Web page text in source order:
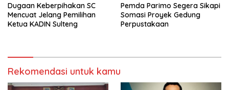
Dugaan Keberpihakan SC
Mencuat Jelang Pemilihan
Ketua KADIN Sulteng
Pemda Parimo Segera Sikapi
Somasi Proyek Gedung
Perpustakaan
Rekomendasi untuk kamu